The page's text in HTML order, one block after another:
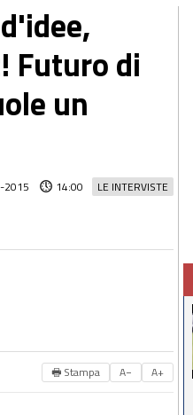
Futuro di
un
LE INTERVISTE
2015 14:00
🖶 Stampa A− A+